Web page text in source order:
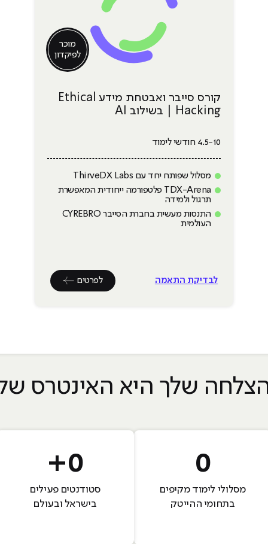
מוכר
לפיקדון
קורס סייבר ואבטחת מידע Ethical
Hacking | בשילוב AI
4.5-10 חודשי לימוד
מסלול שפותח יחד עם ThirveDX Labs
TDX-Arena פלטפורמה ייחודית המאפשרת
תרגול ולמידה
התנסות מעשית בחברת הסייבר CYREBRO
העולמית
לבדיקת התאמה לפרטים
שלך היא האינטרס
0
מסלולי לימוד מקיפים
בתחומי ההייטק
+0
סטודנטים פעילים
בישראל ובעולם